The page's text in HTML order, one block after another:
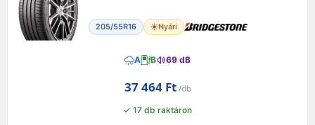
205/55R16 Nyári
A B 69 dB
37 464 Ft
✓ 17 db raktáron